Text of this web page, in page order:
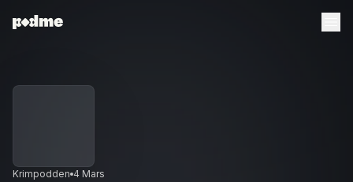
Krimpodden 4 Mars